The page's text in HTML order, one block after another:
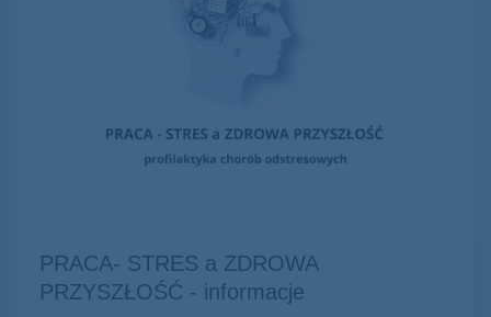
PRACA- STRES a ZDROWA
PRZYSZŁOŚĆ - informacje